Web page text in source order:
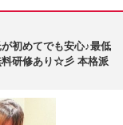
初めてでも安心♪最低
研修あり☆彡 本格派